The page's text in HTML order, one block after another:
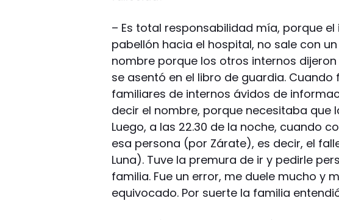
– Es total responsabilidad mía, porque
pabellón hacia el hospital, no sale con un
nombre porque los otros internos
se asentó en el libro de guardia.
familiares de internos ávidos de
decir el nombre, porque necesitaba que
Luego, a las 22.30 de la noche, cuando
esa persona (por Zárate), es decir, el
Luna). Tuve la premura de ir y pedirle
familia. Fue un error, me duele mucho y
equivocado. Por suerte la familia